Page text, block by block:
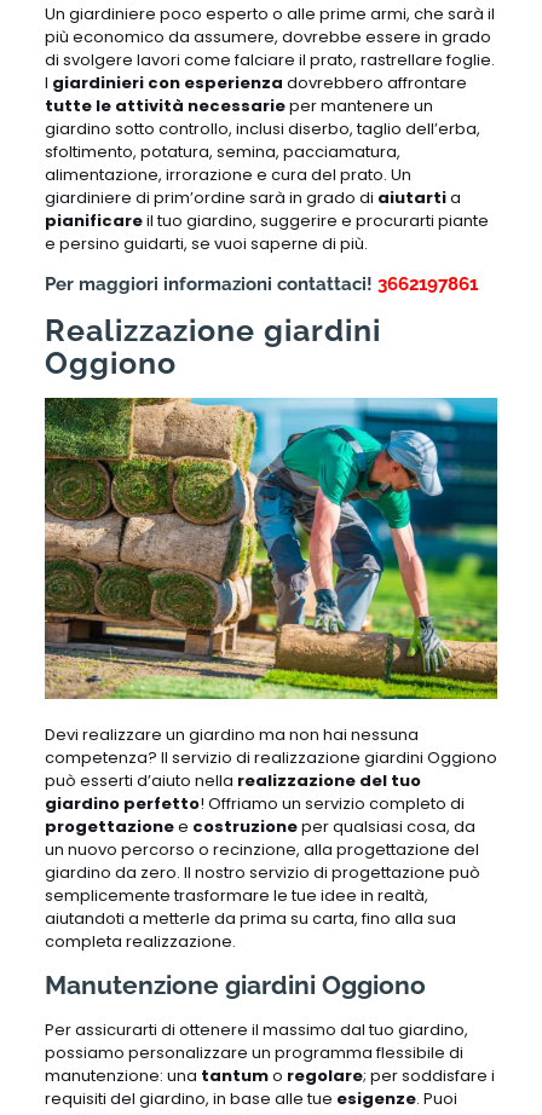
Un giardiniere poco esperto o alle prime armi, che sarà il
più economico da assumere, dovrebbe essere in grado
di svolgere lavori come falciare il prato, rastrellare foglie.
I giardinieri con esperienza dovrebbero affrontare
tutte le attività necessarieper mantenere un
giardino sotto controllo, inclusi diserbo, taglio dell’erba,
sfoltimento, potatura, semina, pacciamatura,
alimentazione, irrorazione e cura del prato. Un
giardiniere di prim’ordine sarà in grado di aiutartia
pianificareil tuo giardino, suggerire e procurarti piante
e persino guidarti, se vuoi saperne di più.
Per maggiori informazioni contattaci! 3662197861
Realizzazione giardini
Oggiono
Devi realizzare un giardino ma non hai nessuna
competenza? Il servizio di realizzazione giardini Oggiono
può esserti d’aiuto nella realizzazione del tuo
giardino perfetto! Offriamo un servizio completo di
progettazionee costruzioneper qualsiasi cosa, da
un nuovo percorso o recinzione, alla progettazione del
giardino da zero. Il nostro servizio di progettazione può
semplicemente trasformare le tue idee in realtà,
aiutandoti a metterle da prima su carta, fino alla sua
completa realizzazione.
Manutenzione giardini Oggiono
Per assicurarti di ottenere il massimo dal tuo giardino,
possiamo personalizzare un programma flessibile di
manutenzione: una tantumo regolare; per soddisfare i
requisiti del giardino, in base alle tue esigenze. Puoi